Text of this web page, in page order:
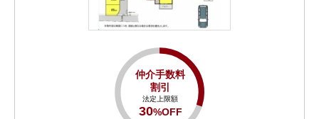
仲介手数料
割引
法定上限額
30%OFF